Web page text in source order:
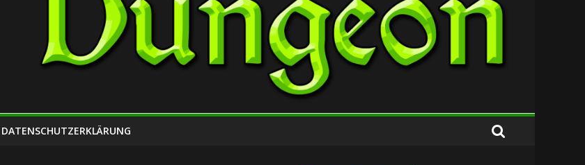
DATENSCHUTZERKLÄRUNG